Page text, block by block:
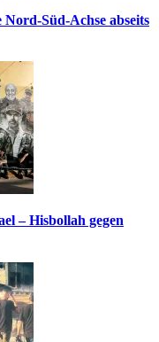
Süd-Achse abseits
– Hisbollah gegen